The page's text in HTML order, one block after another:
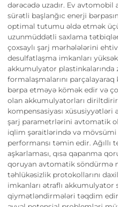
dərəcədə uzadır. Ev avtomobil
sürətli başlanğıc enerji
optimal tutumu əldə etmək
uzunmüddətli saxlama
çoxsaylı şarj mərhələlərini
desulfatlaşma imkanları
akkumulyator plastinkalarında
formalaşmalarını
bərpa etməyə kömək edir və
olan akkumulyatorları
kompensasiyası
şarj parametrlərini avtomatik
iqlim şəraitlərində və
performansı təmin edir. Ağıllı
aşkarlaması, qısa qapanma
qoruyan avtomatik söndürmə
təhlükəsizlik protokollarını
imkanları ətraflı akkumulyator
qiymətləndirmələri təqdim